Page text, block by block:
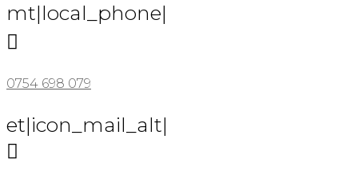
mt|local_phone|

0754 698 079
et|icon_mail_alt|
